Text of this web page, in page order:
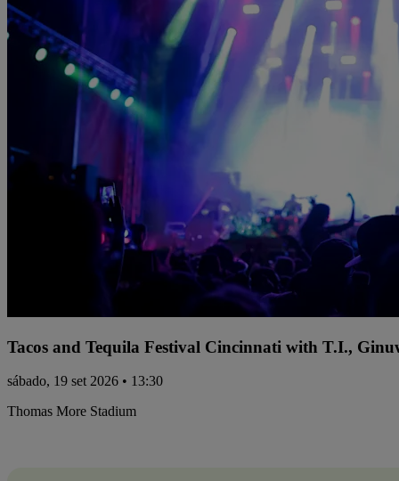
Tacos and Tequila Festival Cincinnati with T.I.,
sábado, 19 set 2026 • 13:30
Thomas More Stadium